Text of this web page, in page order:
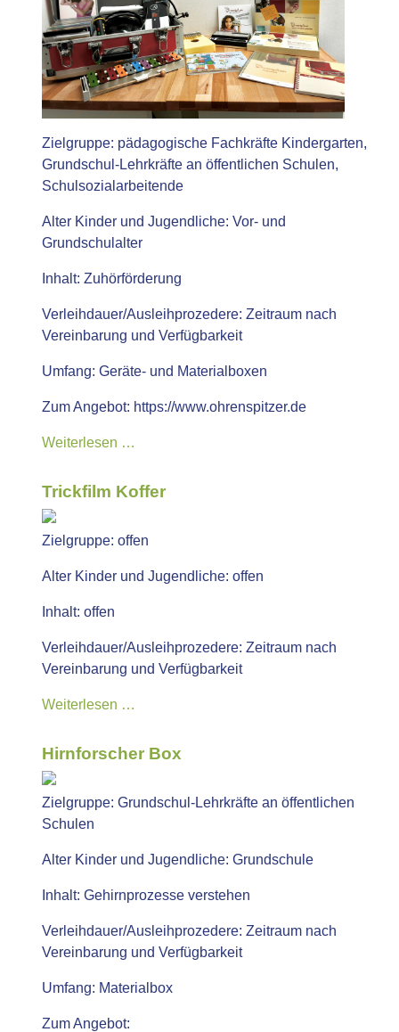
Zielgruppe: pädagogische Fachkräfte Kindergarten,
Grundschul-Lehrkräfte an öffentlichen Schulen,
Schulsozialarbeitende
Alter Kinder und Jugendliche: Vor- und
Grundschulalter
Inhalt: Zuhörförderung
Verleihdauer/Ausleihprozedere: Zeitraum nach
Vereinbarung und Verfügbarkeit
Umfang: Geräte- und Materialboxen
Zum Angebot: https://www.ohrenspitzer.de
Weiterlesen …
Trickfilm Koffer
Zielgruppe: offen
Alter Kinder und Jugendliche: offen
Inhalt: offen
Verleihdauer/Ausleihprozedere: Zeitraum nach
Vereinbarung und Verfügbarkeit
Weiterlesen …
Hirnforscher Box
Zielgruppe: Grundschul-Lehrkräfte an öffentlichen
Schulen
Alter Kinder und Jugendliche: Grundschule
Inhalt: Gehirnprozesse verstehen
Verleihdauer/Ausleihprozedere: Zeitraum nach
Vereinbarung und Verfügbarkeit
Umfang: Materialbox
Zum Angebot: